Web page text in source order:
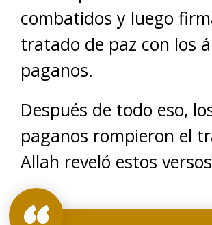
combatidos y luego
tratado de paz con los
paganos.
Después de todo eso,
paganos rompieron el
Allah reveló estos